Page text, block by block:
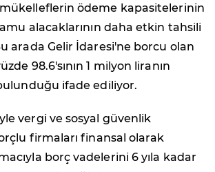
ödeme kapasitelerinin
alacaklarının daha etkin tahsili
arada Gelir İdaresi'ne borcu olan
98.6'sının 1 milyon liranın
ifade ediliyor.
vergi ve sosyal güvenlik
firmaları finansal olarak
borç vadelerini 6 yıla kadar